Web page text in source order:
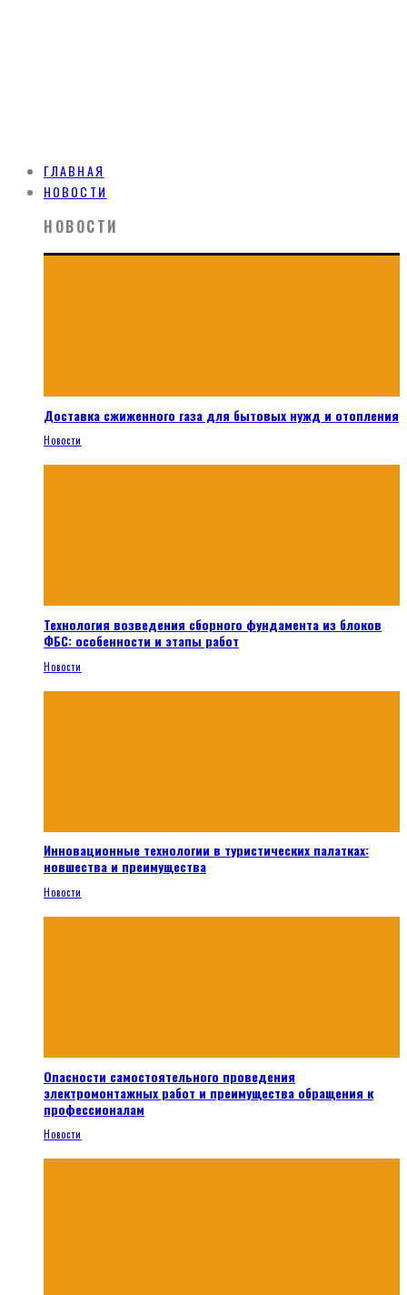
ГЛАВНАЯ
НОВОСТИ
НОВОСТИ
Доставка сжиженного газа для бытовых нужд и отопления
Новости
Технология возведения сборного фундамента из блоков
ФБС: особенности и этапы работ
Новости
Инновационные технологии в туристических палатках:
новшества и преимущества
Новости
Опасности самостоятельного проведения
электромонтажных работ и преимущества обращения к
профессионалам
Новости